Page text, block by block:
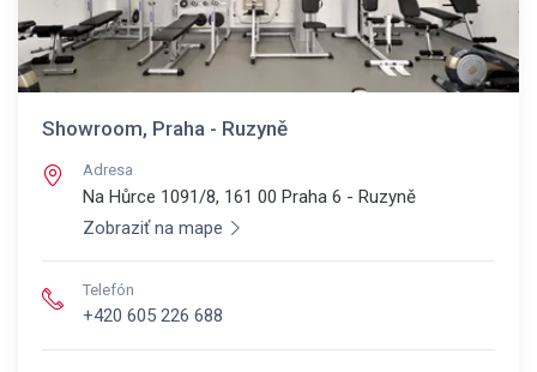
Showroom, Praha - Ruzyně
Adresa
Na Hůrce 1091/8, 161 00 Praha 6 - Ruzyně
Zobraziť na mape
Telefón
+420 605 226 688